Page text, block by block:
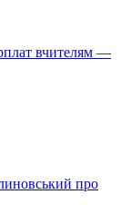
вчителям —
про